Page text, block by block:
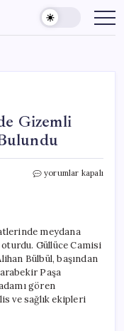
Gizemli
Erzurum’da
Silahlı
Bir
Adam
Bulundu
için
yorumlar kapalı
meydana
Güllüce Camisi
Bülbül, başından
Paşa
gören
ve sağlık ekipleri